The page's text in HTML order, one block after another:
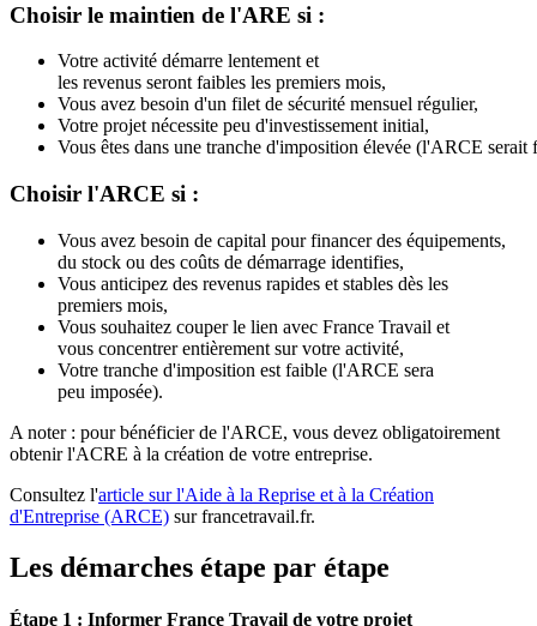
Choisir le maintien de l'ARE si :
Votre activité démarre lentement et
les revenus seront faibles les premiers mois,
Vous avez besoin d'un filet de sécurité mensuel régulier,
Votre projet nécessite peu d'investissement initial,
Vous êtes dans une tranche d'imposition élevée (l'ARCE
Choisir l'ARCE si :
Vous avez besoin de capital pour financer des équipements,
du stock ou des coûts de démarrage identifies,
Vous anticipez des revenus rapides et stables dès les
premiers mois,
Vous souhaitez couper le lien avec France Travail et
vous concentrer entièrement sur votre activité,
Votre tranche d'imposition est faible (l'ARCE sera
peu imposée).
A noter : pour bénéficier de l'ARCE, vous devez obligatoirement
obtenir l'ACRE à la création de votre entreprise.
Consultez l'article sur l'Aide à la Reprise et à la Création
d'Entreprise (ARCE) sur francetravail.fr.
Les démarches étape par étape
Étape 1 : Informer France Travail de votre projet